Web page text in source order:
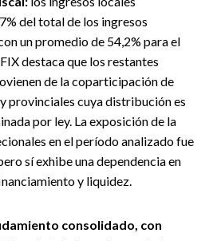
del total de los ingresos
un promedio de 54,2% para el
destaca que los restantes
de la coparticipación de
provinciales cuya distribución es
por ley. La exposición de la
en el período analizado fue
sí exhibe una dependencia en
y liquidez.
consolidado, con